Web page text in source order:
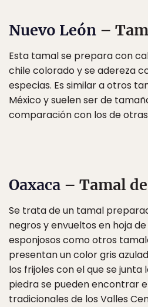
Nuevo León –
Esta tamal se prepara con
chile colorado y se adereza
especias. Es similar a otros
México y suelen ser de
comparación con los de
Oaxaca – Tamal
Se trata de un tamal
negros y envueltos en hoja
esponjosos como otros
presentan un color gris
los frijoles con el que se junta
piedra se pueden encontrar
tradicionales de los Valles